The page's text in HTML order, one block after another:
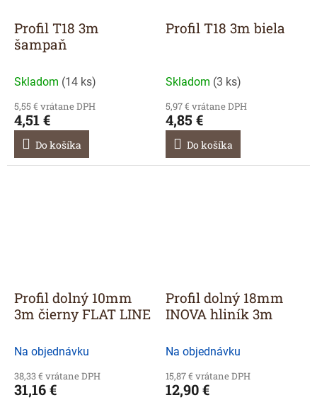
Profil T18 3m
šampaň
Skladom (14 ks)
5,55 € vrátane DPH
4,51 €
Do košíka
Profil T18 3m biela
Skladom (3 ks)
5,97 € vrátane DPH
4,85 €
Do košíka
Profil dolný 10mm
3m čierny FLAT LINE
Na objednávku
38,33 € vrátane DPH
31,16 €
Profil dolný 18mm
INOVA hliník 3m
Na objednávku
15,87 € vrátane DPH
12,90 €